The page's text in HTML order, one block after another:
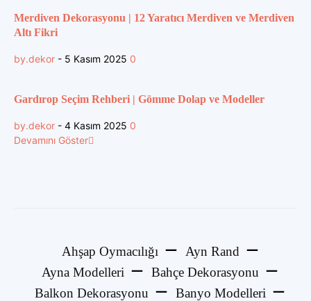
Merdiven Dekorasyonu | 12 Yaratıcı Merdiven ve Merdiven
Altı Fikri
by.dekor - 5 Kasım 2025 0
Gardırop Seçim Rehberi | Gömme Dolap ve Modeller
by.dekor - 4 Kasım 2025 0
Devamını Göster
Ahşap Oymacılığı
Ayn Rand
Ayna Modelleri
Bahçe Dekorasyonu
Balkon Dekorasyonu
Banyo Modelleri